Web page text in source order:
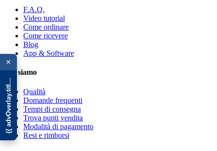
×
{{ advOverlay.title || 'Promo' }}
F.A.Q.
Video tutorial
Come ordinare
Come ricevere
Blog
App & Software
Chi siamo
Qualità
Domande frequenti
Tempi di consegna
Trova punti vendita
Modalità di pagamento
Resi e rimborsi